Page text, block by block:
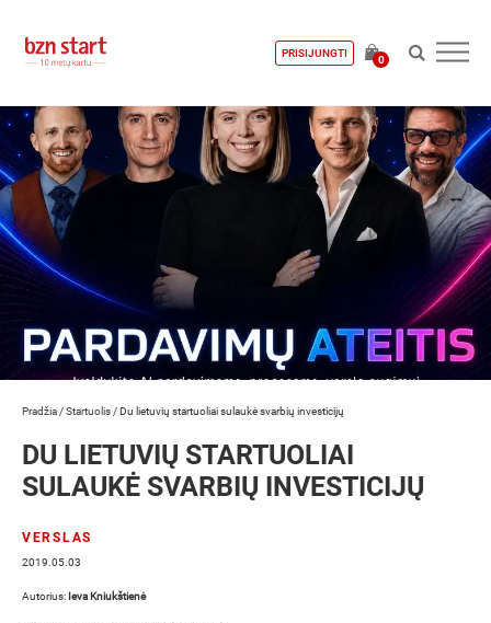
PRISIJUNGTI
0
Pradžia /Startuolis /Du lietuvių startuoliai sulaukė svarbių investicijų
DU LIETUVIŲ STARTUOLIAI
SULAUKĖ SVARBIŲ INVESTICIJŲ
VERSLAS
2019.05.03
Autorius: Ieva Kniukštienė